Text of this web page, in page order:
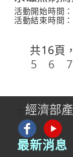
活動開始時間
活動結束時間
共16頁，
5
6 7
::: 經濟部
最新消息